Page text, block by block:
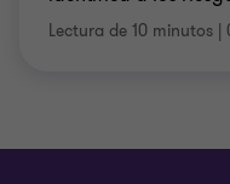
Lectura de 10 minutos |